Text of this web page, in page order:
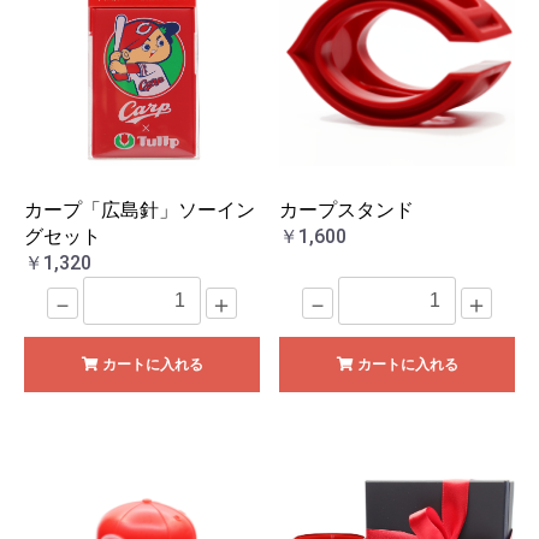
カープ「広島針」ソーイン
グセット
￥1,320
－ ＋
カートに入れる
カープスタンド
￥1,600
－ ＋
カートに入れる